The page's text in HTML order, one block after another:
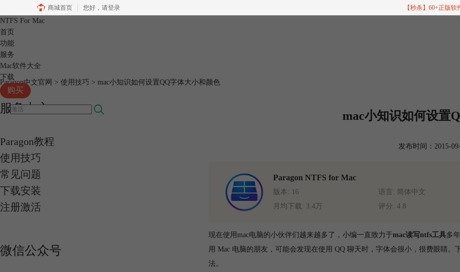
商城首页 您好， 请登录 【秒杀】60+正版
NTFS For Mac
首页
功能
服务
Mac软件大全
下载
购买
Paragon中文官网 > 使用技巧 > mac小知识如何设置QQ字体大小和颜色
服务中心
Paragon教程
使用技巧
常见问题
下载安装
注册激活
微信公众号
mac小知识如何设置
发布时间：2015-
Paragon NTFS for Mac
版本: 16
语言: 简体中文
月均下载: 3.4万
评分: 4.8
现在使用mac电脑的小伙伴们越来越多了，小编一直致力于mac读写ntfs工具多
用 Mac 电脑的朋友，可能会发现在使用 QQ 聊天时，字体会很小，很费眼睛
法。